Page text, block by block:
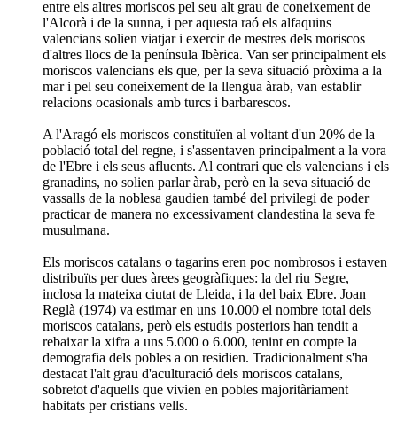
entre els altres moriscos pel seu alt grau de coneixement de
l'Alcorà i de la sunna, i per aquesta raó els alfaquins
valencians solien viatjar i exercir de mestres dels moriscos
d'altres llocs de la península Ibèrica. Van ser principalment els
moriscos valencians els que, per la seva situació pròxima a la
mar i pel seu coneixement de la llengua àrab, van establir
relacions ocasionals amb turcs i barbarescos.
A l'Aragó els moriscos constituïen al voltant d'un 20% de la
població total del regne, i s'assentaven principalment a la vora
de l'Ebre i els seus afluents. Al contrari que els valencians i els
granadins, no solien parlar àrab, però en la seva situació de
vassalls de la noblesa gaudien també del privilegi de poder
practicar de manera no excessivament clandestina la seva fe
musulmana.
Els moriscos catalans o tagarins eren poc nombrosos i estaven
distribuïts per dues àrees geogràfiques: la del riu Segre,
inclosa la mateixa ciutat de Lleida, i la del baix Ebre. Joan
Reglà (1974) va estimar en uns 10.000 el nombre total dels
moriscos catalans, però els estudis posteriors han tendit a
rebaixar la xifra a uns 5.000 o 6.000, tenint en compte la
demografia dels pobles a on residien. Tradicionalment s'ha
destacat l'alt grau d'aculturació dels moriscos catalans,
sobretot d'aquells que vivien en pobles majoritàriament
habitats per cristians vells.